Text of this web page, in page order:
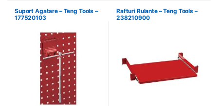
Suport Agatare – Teng Tools –
177520103
Rafturi Rulante – Teng Tools –
238210900